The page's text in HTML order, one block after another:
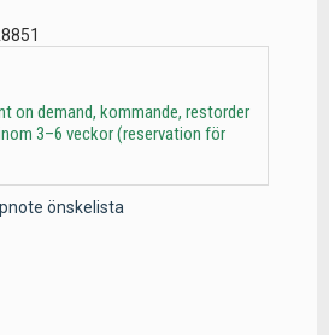
on demand, kommande, restorder
3–6 veckor (reservation för
önskelista